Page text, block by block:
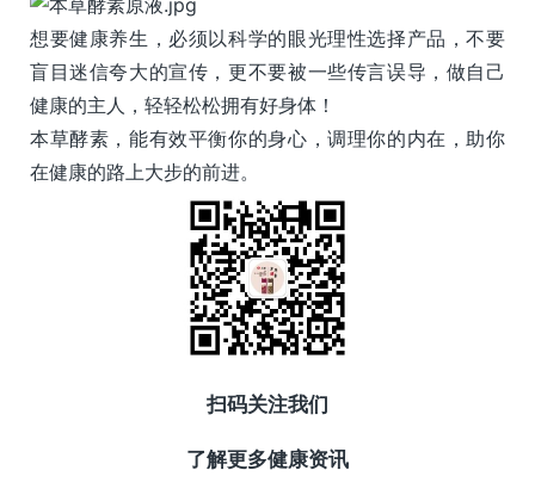
想要健康养生，必须以科学的眼光理性选择产品，不要
盲目迷信夸大的宣传，更不要被一些传言误导，做自己
健康的主人，轻轻松松拥有好身体！
本草酵素，能有效平衡你的身心，调理你的内在，助你
在健康的路上大步的前进。
扫码关注我们
了解更多健康资讯